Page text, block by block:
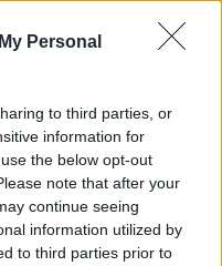
Personal
to third parties, or
information for
the below opt-out
note that after your
continue seeing
information utilized by
to third parties prior to
κεντρί της μέλισσας
να ενισχύσει
φάρμακο κατά του